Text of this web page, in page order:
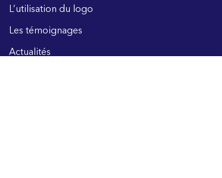
L’utilisation du logo
Les témoignages
Actualités